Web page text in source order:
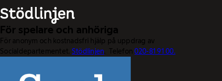
För spelare och anhöriga
För anonym och kostnadsfri hjälp på uppdrag av
Socialdepartementet. Stödlinjen. Telefon020-81 91 00.